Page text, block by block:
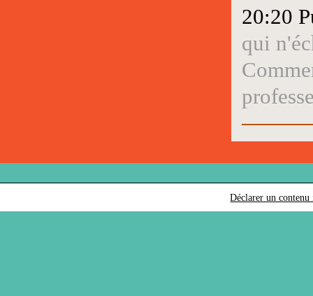
20:20
qui
Déclarer un